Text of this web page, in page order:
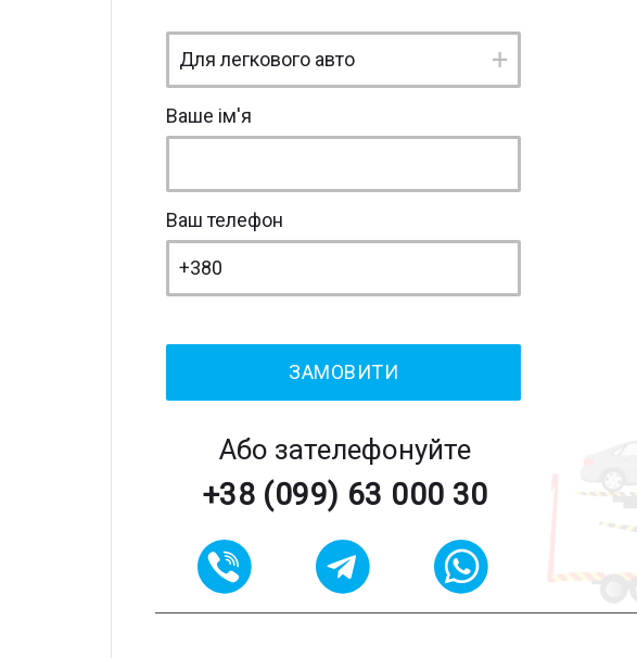
Ваше ім'я
Ваш телефон
Або зателефонуйте
+38 (099) 63 000 30